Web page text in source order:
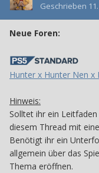
Geschrieben
Neue Foren:
Hunter x Hunter Nen x
Hinweis:
Solltet ihr ein
diesem Thread mit
Benötigt ihr ein
allgemein über das
Thema eröffnen.